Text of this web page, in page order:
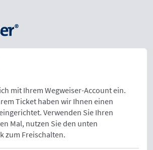
mit Ihrem Wegweiser-Account ein.
Ticket haben wir Ihnen einen
Verwenden Sie Ihren
Mal, nutzen Sie den unten
zum Freischalten.